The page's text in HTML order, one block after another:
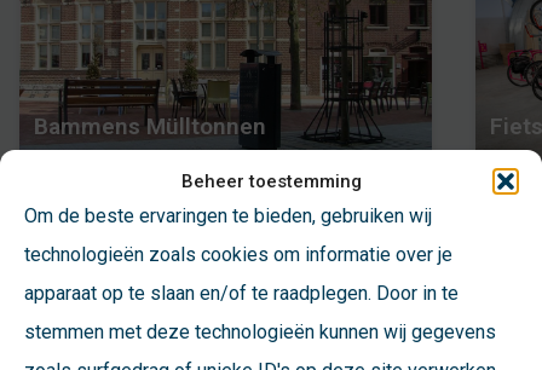
Beheer toestemming
Om de beste ervaringen te bieden, gebruiken wij
technologieën zoals cookies om informatie over je
apparaat op te slaan en/of te raadplegen. Door in te
stemmen met deze technologieën kunnen wij gegevens
Bammens Mülltonnen